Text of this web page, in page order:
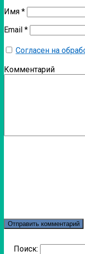
Имя *
Email *
Согласен на
Комментарий
Поиск: